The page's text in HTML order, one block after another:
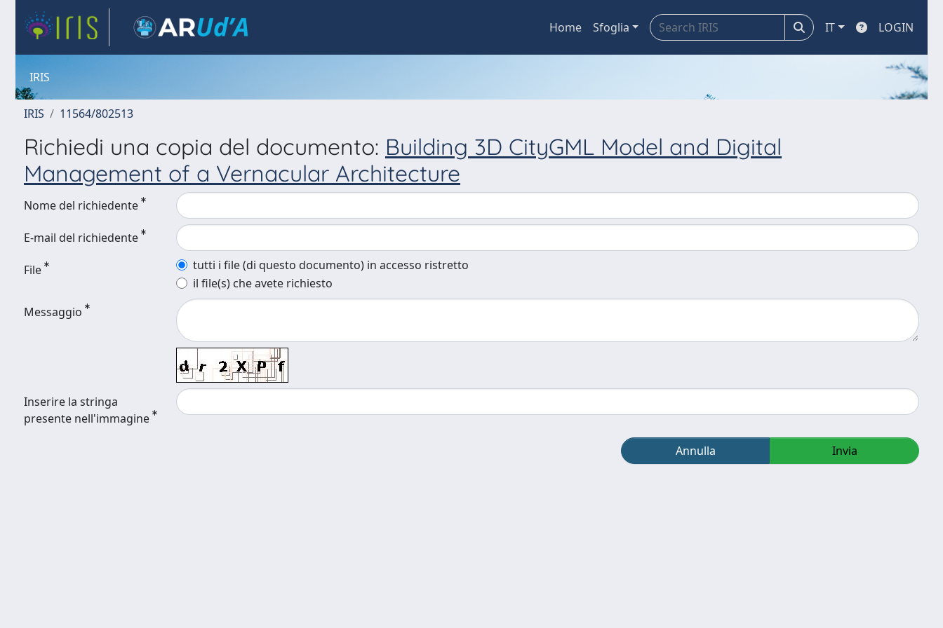
Home Sfoglia IT LOGIN
IRIS
IRIS 11564/802513
Richiedi una copia del documento: Building 3D CityGML Model and Digital
Management of a Vernacular Architecture
Nome del richiedente
E-mail del richiedente
File
tutti i file (di questo documento) in accesso ristretto
il file(s) che avete richiesto
Messaggio
Inserire la stringa
presente nell'immagine
Annulla Invia